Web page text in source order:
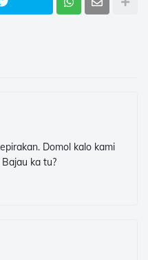
Domol kalo kami
ka tu?